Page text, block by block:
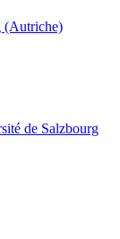
(Autriche)
de Salzbourg